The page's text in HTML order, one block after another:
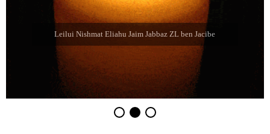
Leilui Nishmat Eliahu Jaim Jabbaz ZL ben Jacibe